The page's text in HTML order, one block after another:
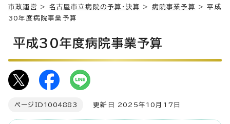
市政運営
> 名古屋市立病院の予算・決算 > 病院事業予算
> 平成
30年度病院事業予算
平成30年度病院事業予算
ページID 1004883 更新日 2025年10月17日